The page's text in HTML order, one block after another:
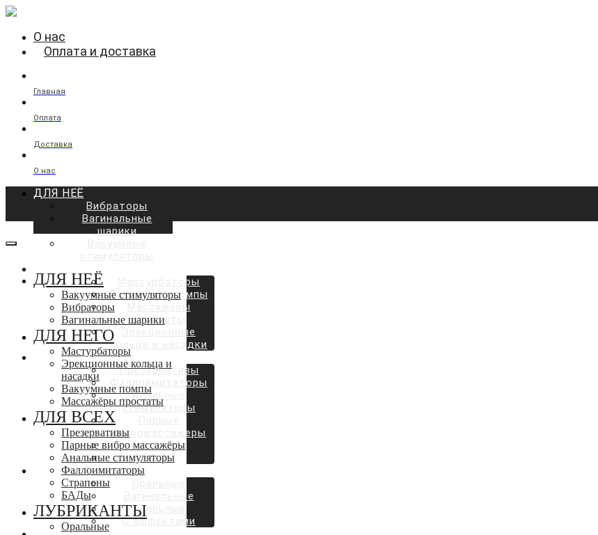
О нас
Оплата и доставка
Главная
Оплата
Доставка
О нас
ДЛЯ НЕЁ
Вибраторы
Вагинальные
шарики
ДЛЯ НЕГО
Мастурбаторы
Вакуумные помпы
Массажёры
простаты
Эрекционные
кольца и насадки
ДЛЯ ВСЕХ
Презервативы
Фаллоимитаторы
Анальные
стимуляторы
вибромассажеры
Страпоны
БАДы
ЛУБРИКАНТЫ
Вагинальные
Анальные
С эффектами
ДЛЯ НЕЁ
Вакуумные стимуляторы
Вибраторы
Вагинальные шарики
ДЛЯ НЕГО
Мастурбаторы
Эрекционные кольца и
насадки
Вакуумные помпы
Массажёры простаты
ДЛЯ ВСЕХ
Презервативы
Парные вибро массажёры
Анальные стимуляторы
Фаллоимитаторы
Страпоны
БАДы
ЛУБРИКАНТЫ
Оральные